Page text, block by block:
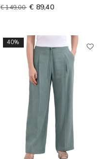
€ 149,00 € 89,40
40%